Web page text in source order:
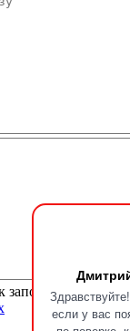
если у вас
заполнению. Я